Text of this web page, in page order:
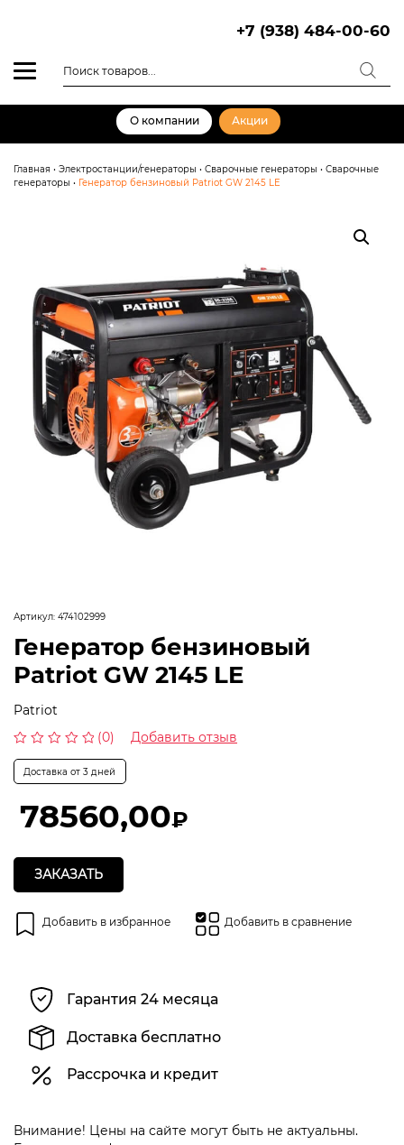
+7 (938) 484-00-60
товаров
О компании Акции
Главная • Электростанции/генераторы • Сварочные генераторы • Сварочные
генераторы • Генератор бензиновый Patriot GW 2145 LE
Артикул: 474102999
Генератор бензиновый
Patriot GW 2145 LE
Patriot
из
(0) Добавить отзыв
Доставка от 3 дней
78560,00₽
ЗАКАЗАТЬ
Добавить в избранное Добавить в сравнение
Гарантия 24 месяца
Доставка бесплатно
Рассрочка и кредит
Внимание! Цены на сайте могут быть не актуальны.